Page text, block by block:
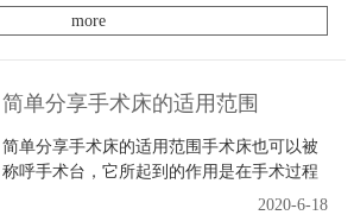
护理者。2、手动病床：手动病床的产品功能
与电动
more
简单分享手术床的适用范围
简单分享手术床的适用范围手术床也可以被
称呼手术台，它所起到的作用是在手术过程
中支撑着病人，还可以调节方向，下面的内
2020-6-18